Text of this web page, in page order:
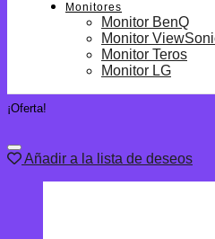
Monitores
Monitor BenQ
Monitor
Monitor Teros
Monitor LG
¡Oferta!
Añadir a la lista de deseos